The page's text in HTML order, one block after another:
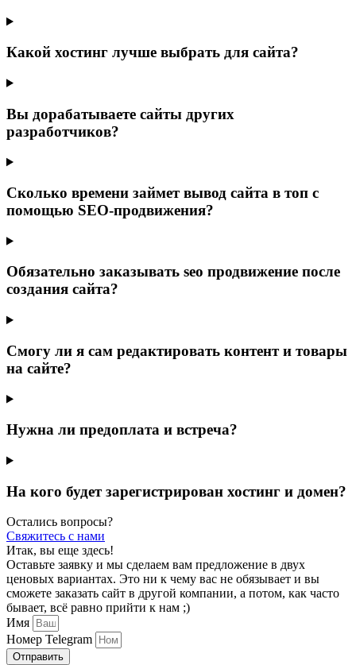
Какой хостинг лучше выбрать для сайта?
Вы дорабатываете сайты других
разработчиков?
Сколько времени займет вывод сайта в топ с
помощью SEO-продвижения?
Обязательно заказывать seo продвижение после
создания сайта?
Смогу ли я сам редактировать контент и товары
на сайте?
Нужна ли предоплата и встреча?
На кого будет зарегистрирован хостинг и домен?
Остались вопросы?
Свяжитесь с нами
Итак, вы еще здесь!
Оставьте заявку и мы сделаем вам предложение в двух
ценовых вариантах. Это ни к чему вас не обязывает и вы
сможете заказать сайт в другой компании, а потом, как часто
бывает, всё равно прийти к нам ;)
Имя
Номер Telegram
Отправить